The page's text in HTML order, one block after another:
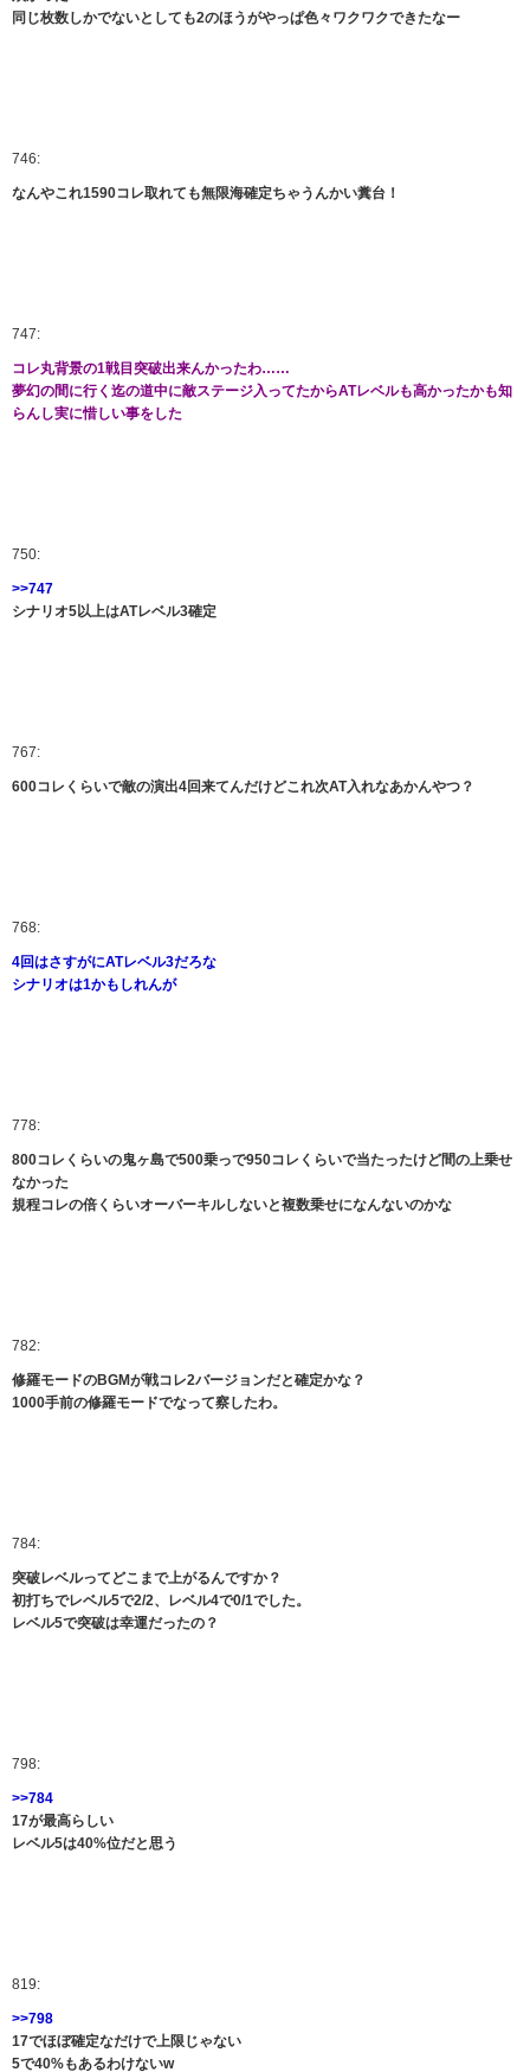
同じ枚数しかでないとしても2のほうがやっぱ色々ワクワクできたなー
746:
なんやこれ1590コレ取れても無限海確定ちゃうんかい糞台！
747:
コレ丸背景の1戦目突破出来んかったわ……
夢幻の間に行く迄の道中に敵ステージ入ってたからATレベルも高かったかも知
らんし実に惜しい事をした
750:
>>747
シナリオ5以上はATレベル3確定
767:
600コレくらいで敵の演出4回来てんだけどこれ次AT入れなあかんやつ？
768:
4回はさすがにATレベル3だろな
シナリオは1かもしれんが
778:
800コレくらいの鬼ヶ島で500乗っで950コレくらいで当たったけど間の上乗せ
なかった
規程コレの倍くらいオーバーキルしないと複数乗せになんないのかな
782:
修羅モードのBGMが戦コレ2バージョンだと確定かな？
1000手前の修羅モードでなって察したわ。
784:
突破レベルってどこまで上がるんですか？
初打ちでレベル5で2/2、レベル4で0/1でした。
レベル5で突破は幸運だったの？
798:
>>784
17が最高らしい
レベル5は40%位だと思う
819:
>>798
17でほぼ確定なだけで上限じゃない
5で40%もあるわけないw